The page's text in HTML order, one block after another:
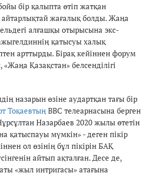
бір қалыпта өтіп жатқан
айтарлықтай жағалық болды. Жаңа
алғашқы отырысына экс-
қатысуы халық
арттырды. Бірақ кейіннен форум
Қазақстан» белсенділігі
назарын өзіне аудартқан тағы бір
ТоқаевтыңВВС телеарнасына берген
Назарбаев 2020 жылы өтетін
қатыспауы мүмкін» - деген пікір
ол өзінің бұл пікірін БАҚ
айтып ақталған. Десе де,
«жыл интригасы» атағына